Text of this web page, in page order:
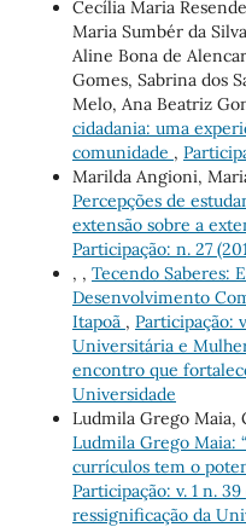
Cecília Maria
Maria Sumbér da
Aline Bona de
Gomes, Sabrina dos
Melo, Ana Beatriz
cidadania: uma
comunidade ,
Marilda Angioni,
Percepções de
extensão sobre a
Participação: n. 27
, , Tecendo Saberes:
Desenvolvimento
Itapoã , Participação:
Universitária e
encontro que
Universidade
Ludmila Grego Maia,
Ludmila Grego Maia:
currículos tem o
Participação: v. 1 n.
ressignificação da